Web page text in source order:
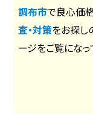
調布市で良心価
査・対策をお探し
ージをご覧になっ